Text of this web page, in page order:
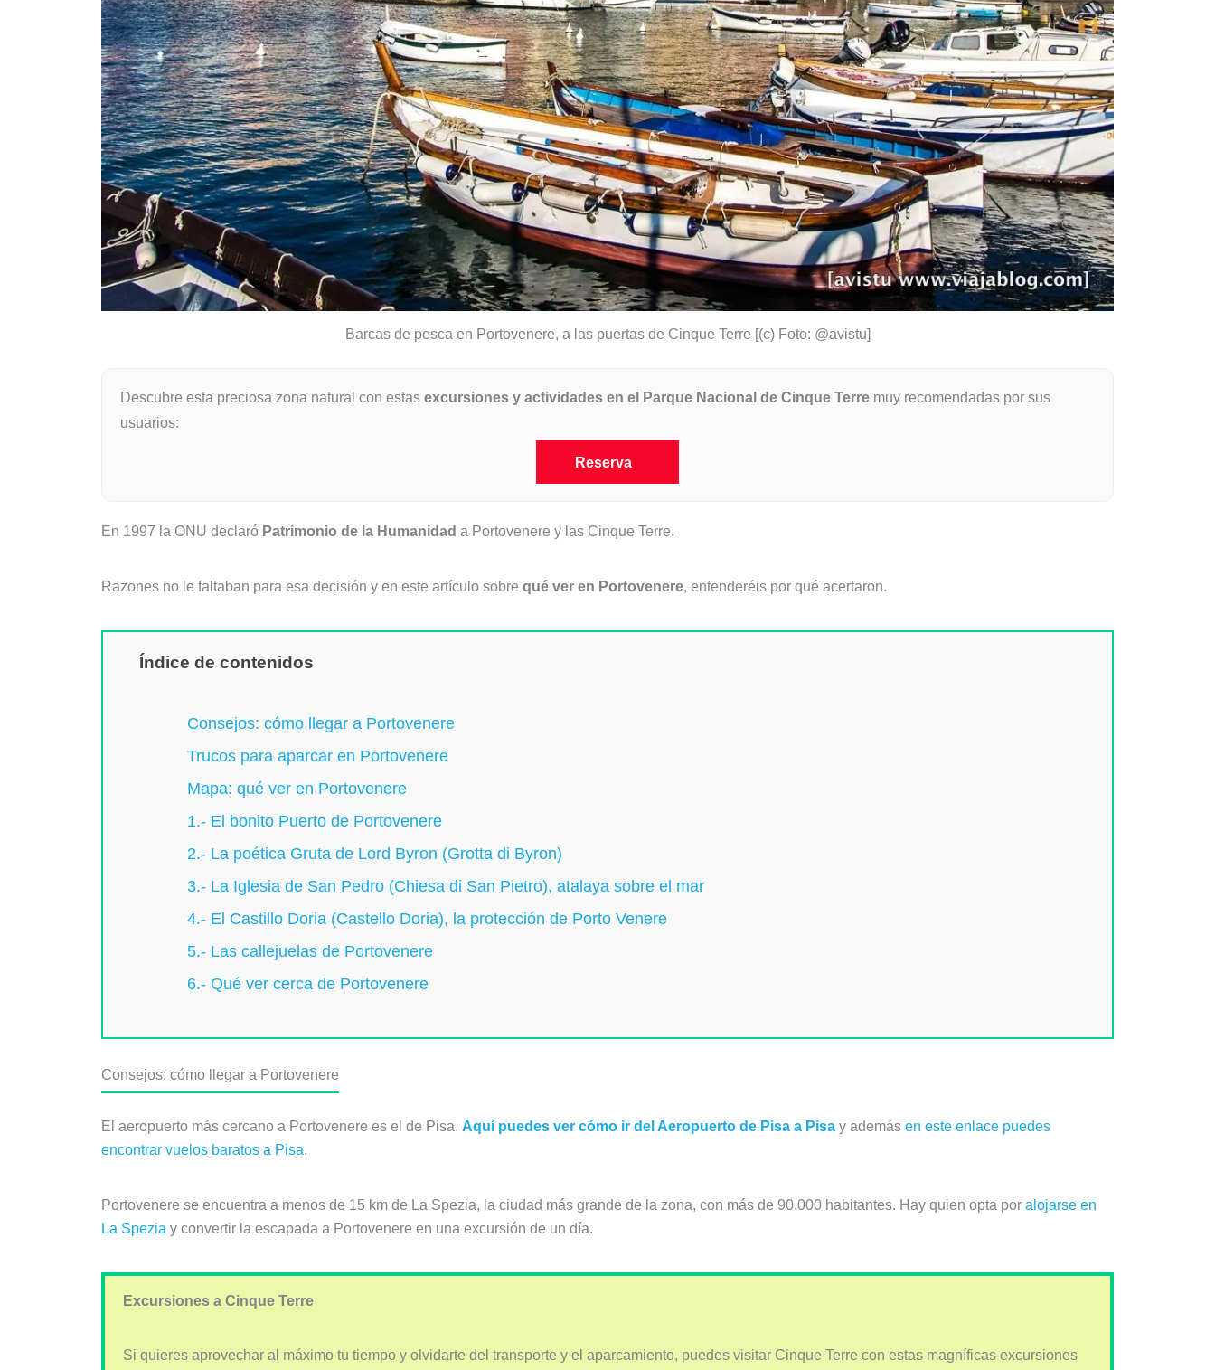
Barcas de pesca en Portovenere, a las puertas de Cinque Terre [(c) Foto: @avistu]
Descubre esta preciosa zona natural con estas excursiones y actividades en el Parque Nacional de Cinque Terre muy recomendadas por sus
usuarios:
Reserva
En 1997 la ONU declaró Patrimonio de la Humanidad a Portovenere y las Cinque Terre.
Razones no le faltaban para esa decisión y en este artículo sobre qué ver en Portovenere, entenderéis por qué acertaron.
Índice de contenidos
Consejos: cómo llegar a Portovenere
Trucos para aparcar en Portovenere
Mapa: qué ver en Portovenere
1.- El bonito Puerto de Portovenere
2.- La poética Gruta de Lord Byron (Grotta di Byron)
3.- La Iglesia de San Pedro (Chiesa di San Pietro), atalaya sobre el mar
4.- El Castillo Doria (Castello Doria), la protección de Porto Venere
5.- Las callejuelas de Portovenere
6.- Qué ver cerca de Portovenere
Consejos: cómo llegar a Portovenere
El aeropuerto más cercano a Portovenere es el de Pisa. Aquí puedes ver cómo ir del Aeropuerto de Pisa a Pisa y además en este enlace puedes
encontrar vuelos baratos a Pisa.
Portovenere se encuentra a menos de 15 km de La Spezia, la ciudad más grande de la zona, con más de 90.000 habitantes. Hay quien opta por alojarse en
La Spezia y convertir la escapada a Portovenere en una excursión de un día.
Excursiones a Cinque Terre
Si quieres aprovechar al máximo tu tiempo y olvidarte del transporte y el aparcamiento, puedes visitar Cinque Terre con estas magníficas excursiones